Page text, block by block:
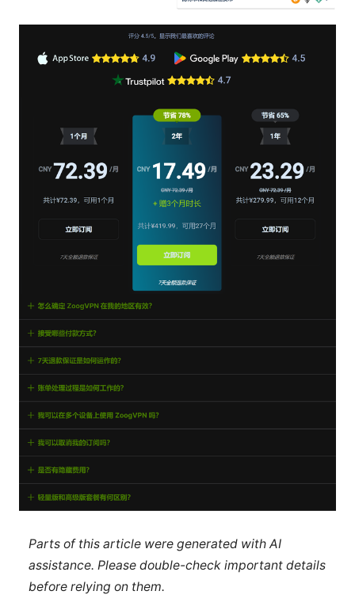
Parts of this article were generated with AI
assistance. Please double-check important details
before relying on them.